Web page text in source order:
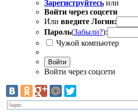
Зарегиструйтесь или
Войти через соцсети
Или введите Логин:
Пароль(Забыли?):
Чужой компьютер
Войти
Войти через соцсети